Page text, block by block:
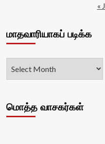
«
மாதவாரியாகப் படிக்க
மொத்த வாசகர்கள்